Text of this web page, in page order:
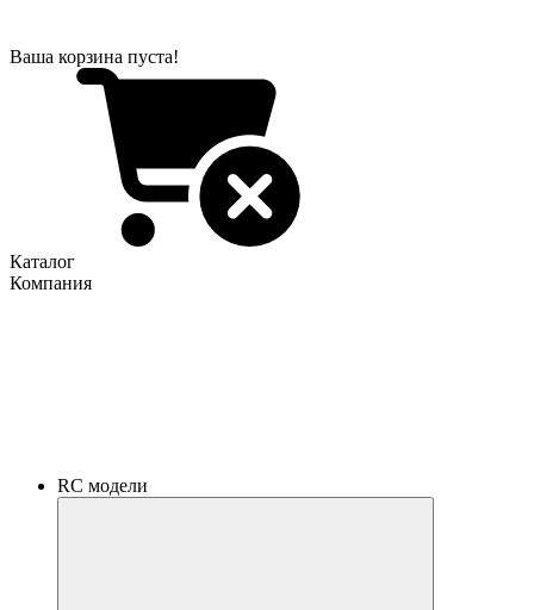
Ваша корзина пуста!
Каталог
Компания
RC модели